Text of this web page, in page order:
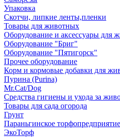
Упаковка
Скотчи, липкие ленты,пленки
Товары для животных
Оборудование и аксессуары для
Оборудование "Бриг"
Оборудование "Пятигорск"
Прочее оборудование
Корм и кормовые добавки для
Пурина (Purina)
Mr.Cat/Dog
Средства гигиены и ухода за
Товары для сада огорода
Грунт
Параньгинское торфопредприятие
ЭкоТорф